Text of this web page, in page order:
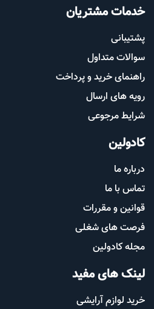
خدمات مشتریان
پشتیب​​انی
سوالات متداول
راهنمای خرید و پرداخت
رویه های ارسال
شرایط مرجوعی
کادولین
درباره ما
تماس با ما
قوانین و مقررات
فرصت های شغلی
مجله کادولین
لینک های مفید
خرید لوازم آرایشی